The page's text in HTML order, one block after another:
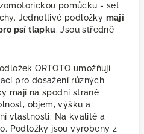
pomůcku - set
Jednotlivé podložky mají
psí tlapku. Jsou středně
ORTOTO umožňují
pro dosažení různých
mají na spodní straně
objem, výšku a
vlastnosti. Na kvalitě a
Podložky jsou vyrobeny z